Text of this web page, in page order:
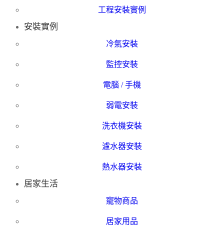
工程安裝實例
安裝實例
冷氣安裝
監控安裝
電腦 / 手機
弱電安裝
洗衣機安裝
濾水器安裝
熱水器安裝
居家生活
寵物商品
居家用品